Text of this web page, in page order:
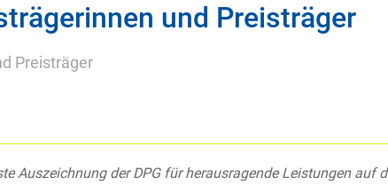
und Preisträger
Preisträger
Auszeichnung der DPG für herausragende Leistungen auf